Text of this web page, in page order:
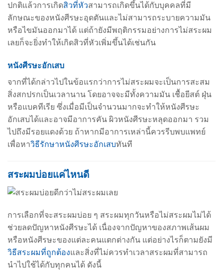
ปกติแล้วการเกิดสิวที่หัวสามารถเกิดขึ้นได้กับบุคคลที่มี
ลักษณะของหนังศีรษะอุดตันและไม่สามารถระบายความมัน
หรือไขมันออกมาได้ แต่ถ้ายังมีพฤติกรรมอย่างการไม่สระผม
เลยก็จะยิ่งทำให้เกิดสิวที่หัวเพิ่มขึ้นได้เช่นกัน
หนังศีรษะอักเสบ
จากที่ได้กล่าวไปในข้อแรกว่าการไม่สระผมจะเป็นการสะสม
สิ่งสกปรกเป็นเวลานาน โดยอาจจะมีทั้งความมัน เชื้อยีสต์ ฝุ่น
หรือแบคทีเรีย ซึ่งเมื่อมีเป็นจำนวนมากจะทำให้หนังศีรษะ
อักเสบได้และอาจมีอาการคัน ผิวหนังศีรษะหลุดออกมา รวม
ไปถึงมีรอยแดงด้วย ถ้าหากมีอาการเหล่านี้ควรรีบพบแพทย์
เพื่อหาวิธีรักษาหนังศีรษะอักเสบทันที
สระผมบ่อยแค่ไหนดี
การเลือกที่จะสระผมบ่อย ๆ สระผมทุกวันหรือไม่สระผมไม่ได้
ช่วยลดปัญหาหนังศีรษะได้ เนื่องจากปัญหาของสภาพเส้นผม
หรือหนังศีรษะของแต่ละคนแตกต่างกัน แต่อย่างไรก็ตามยังมี
วิธีสระผมที่ถูกต้องและสิ่งที่ไม่ควรทำเวลาสระผมที่สามารถ
นำไปใช้ได้กับทุกคนได้ ดังนี้